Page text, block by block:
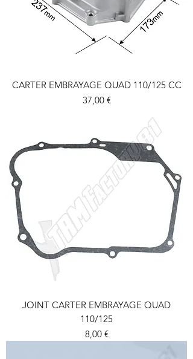
CARTER EMBRAYAGE QUAD 110/125 CC
Prix
37,00 €
JOINT CARTER EMBRAYAGE QUAD
110/125
Prix
8,00 €